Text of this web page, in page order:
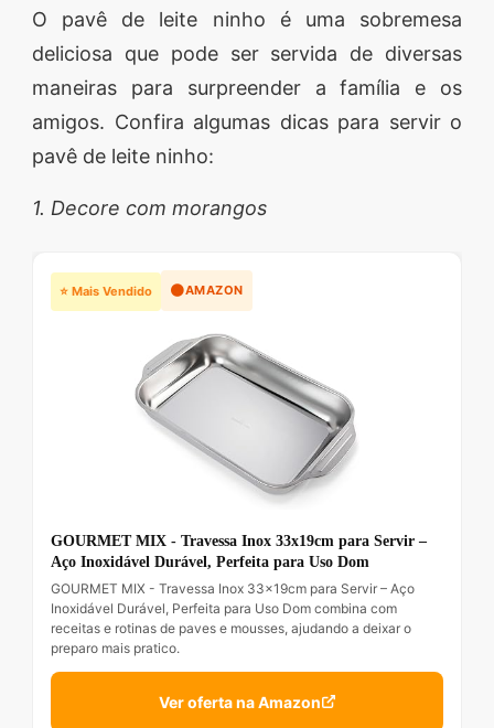
O pavê de leite ninho é uma sobremesa
deliciosa que pode ser servida de diversas
maneiras para surpreender a família e os
amigos. Confira algumas dicas para servir o
pavê de leite ninho:
1. Decore com morangos
⭐ Mais Vendido 🟠AMAZON
GOURMET MIX - Travessa Inox 33x19cm para Servir –
Aço Inoxidável Durável, Perfeita para Uso Dom
GOURMET MIX - Travessa Inox 33x19cm para Servir – Aço
Inoxidável Durável, Perfeita para Uso Dom combina com
receitas e rotinas de paves e mousses, ajudando a deixar o
preparo mais pratico.
Ver oferta na Amazon